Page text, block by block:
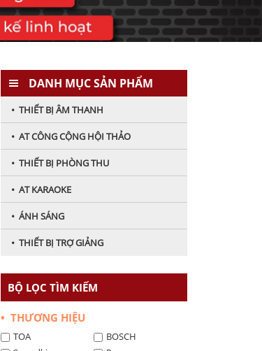
DANH MỤC SẢN PHẨM
• THIẾT BỊ ÂM THANH
• AT CÔNG CỘNG HỘI THẢO
• THIẾT BỊ PHÒNG THU
• AT KARAOKE
• ÁNH SÁNG
• THIẾT BỊ TRỢ GIẢNG
BỘ LỌC TÌM KIẾM
• THƯƠNG HIỆU
TOA
BOSCH